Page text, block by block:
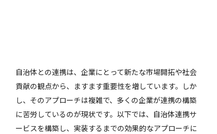
自治体との連携は、企業にとって新たな市場開拓や社会
貢献の観点から、ますます重要性を増しています。しか
し、そのアプローチは複雑で、多くの企業が連携の構築
に苦労しているのが現状です。以下では、自治体連携サ
ービスを構築し、実装するまでの効果的なアプローチに